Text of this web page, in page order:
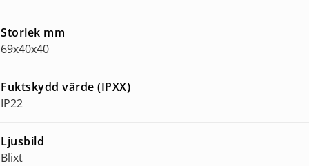
Storlek mm
69x40x40
Fuktskydd värde (IPXX)
IP22
Ljusbild
Blixt